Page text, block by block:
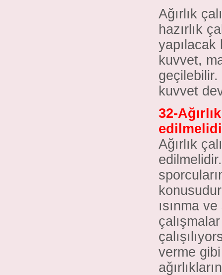
Ağırlık
hazırlık
yapılacak
kuvvet,
kuvvet
32-
Ağırlık
ısınma
verme